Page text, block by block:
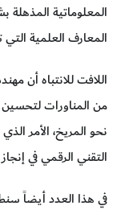
المعلوماتية
المعارف العلمية
اللافت للانتباه أن
من المناورات
نحو المريخ، الأمر
التقني الرقمي في
في هذا العدد أيضاً